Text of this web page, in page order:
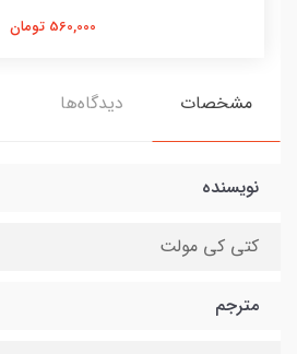
560,000 تومان
مشخصات دیدگاه‌ها
نویسنده
کتی کی مولت
مترجم